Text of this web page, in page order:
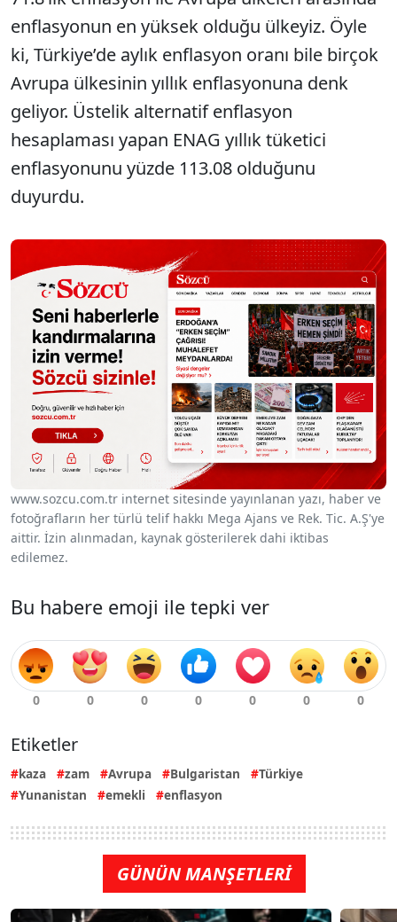
enflasyonun en yüksek olduğu ülkeyiz. Öyle
ki, Türkiye’de aylık enflasyon oranı bile birçok
Avrupa ülkesinin yıllık enflasyonuna denk
geliyor. Üstelik alternatif enflasyon
hesaplaması yapan ENAG yıllık tüketici
enflasyonunu yüzde 113.08 olduğunu
duyurdu.
www.sozcu.com.tr internet sitesinde yayınlanan yazı, haber ve
fotoğrafların her türlü telif hakkı Mega Ajans ve Rek. Tic. A.Ş'ye
aittir. İzin alınmadan, kaynak gösterilerek dahi iktibas
edilemez.
Bu habere emoji ile tepki ver
Etiketler
kaza zam Avrupa Bulgaristan
Türkiye
Yunanistan
emekli enflasyon
GÜNÜN MANŞETLERİ